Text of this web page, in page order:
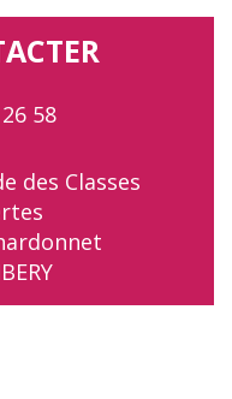
58
des Classes